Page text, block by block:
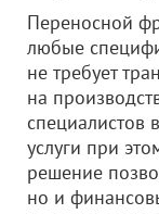
Переносной
любые
не требует
на
специалистов
услуги при
решение
но и